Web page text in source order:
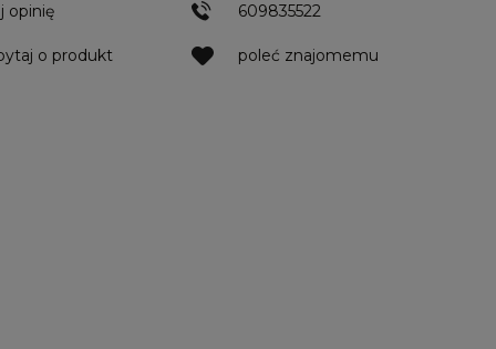
o produkt poleć znajomemu
609835522
opinię